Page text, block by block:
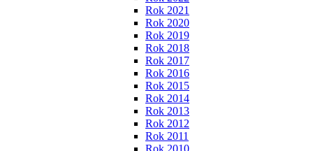
Rok 2021
Rok 2020
Rok 2019
Rok 2018
Rok 2017
Rok 2016
Rok 2015
Rok 2014
Rok 2013
Rok 2012
Rok 2011
Rok 2010